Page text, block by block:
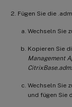
Fügen Sie die
Wechseln Sie
Kopieren Sie
Management
Wechseln Sie
und fügen Sie